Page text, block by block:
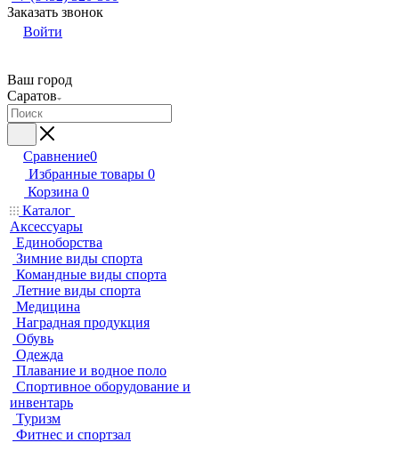
Заказать звонок
Войти
Ваш город
Саратов
Сравнение0
Избранные товары 0
Корзина 0
Каталог
Аксессуары
Единоборства
Зимние виды спорта
Командные виды спорта
Летние виды спорта
Медицина
Наградная продукция
Обувь
Одежда
Плавание и водное поло
Спортивное оборудование и
инвентарь
Туризм
Фитнес и спортзал